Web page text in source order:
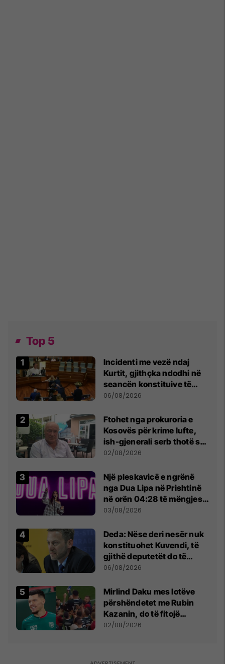
Top 5
Incidenti me vezë ndaj
Kurtit, gjithçka ndodhi në
seancën konstituive të
Kuvendit
06/08/2026
Ftohet nga prokuroria e
Kosovës për krime lufte,
ish-gjenerali serb thotë se
dikush e tradhtoi në
02/08/2026
Një pleskavicë e ngrënë
nga Dua Lipa në Prishtinë
në orën 04:28 të mëngjesit
- dhe bota digjitale serbe
03/08/2026
Deda: Nëse deri nesër nuk
konstituohet Kuvendi, të
gjithë deputetët do të
bëjnë shkelje të rëndë
06/08/2026
Mirlind Daku mes lotëve
përshëndetet me Rubin
Kazanin, do të fitojë
miliona te Spartak Moska
02/08/2026